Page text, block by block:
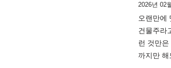
2026년 02
오랜만에
건물주라
런 것만은
까지만